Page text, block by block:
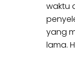
waktu
yang
lama.